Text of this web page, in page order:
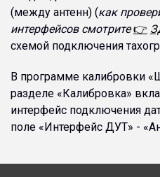
(между антенн) (как
интерфейсов смотрите👉
схемой подключения
В программе калибровки
разделе «Калибровка»
интерфейс подключения
поле «Интерфейс ДУТ» -